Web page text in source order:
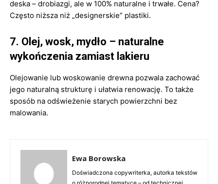
deska – drobiazgi, ale w 100% naturalne i trwałe. Cena?
Często niższa niż „designerskie” plastiki.
7. Olej, wosk, mydło – naturalne
wykończenia zamiast lakieru
Olejowanie lub woskowanie drewna pozwala zachować
jego naturalną strukturę i ułatwia renowację. To także
sposób na odświeżenie starych powierzchni bez
malowania.
Ewa Borowska
Doświadczona copywriterka, autorka tekstów